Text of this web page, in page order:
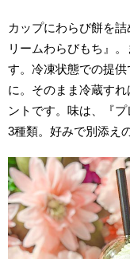
カップにわらび餅を
リームわらびもち』
す。冷凍状態での提
に。そのまま冷蔵す
ントです。味は、『
3種類。好みで別添え